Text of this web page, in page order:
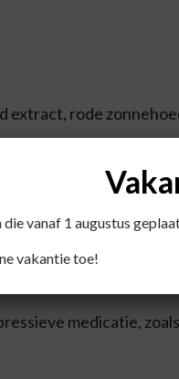
extract, rode
en het geven
medicatie,
vanaf 1 augustus
vakantie toe!